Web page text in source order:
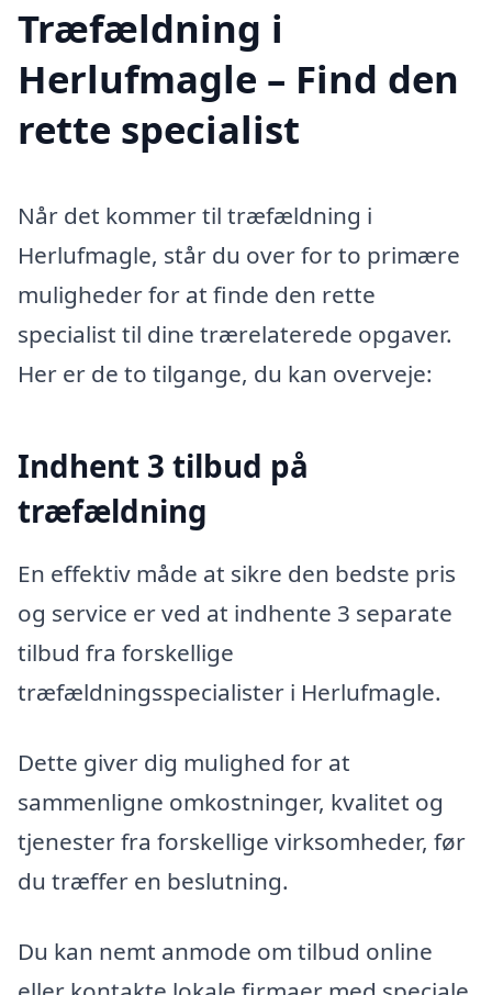
Træfældning i
Herlufmagle – Find den
rette specialist
Når det kommer til træfældning i
Herlufmagle, står du over for to primære
muligheder for at finde den rette
specialist til dine trærelaterede opgaver.
Her er de to tilgange, du kan overveje:
Indhent 3 tilbud på
træfældning
En effektiv måde at sikre den bedste pris
og service er ved at indhente 3 separate
tilbud fra forskellige
træfældningsspecialister i Herlufmagle.
Dette giver dig mulighed for at
sammenligne omkostninger, kvalitet og
tjenester fra forskellige virksomheder, før
du træffer en beslutning.
Du kan nemt anmode om tilbud online